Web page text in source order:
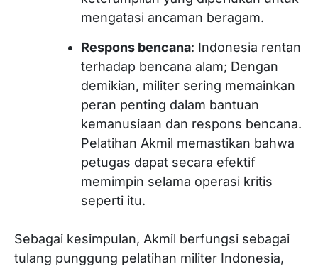
mengatasi ancaman beragam.
Respons bencana: Indonesia rentan
terhadap bencana alam; Dengan
demikian, militer sering memainkan
peran penting dalam bantuan
kemanusiaan dan respons bencana.
Pelatihan Akmil memastikan bahwa
petugas dapat secara efektif
memimpin selama operasi kritis
seperti itu.
Sebagai kesimpulan, Akmil berfungsi sebagai
tulang punggung pelatihan militer Indonesia,